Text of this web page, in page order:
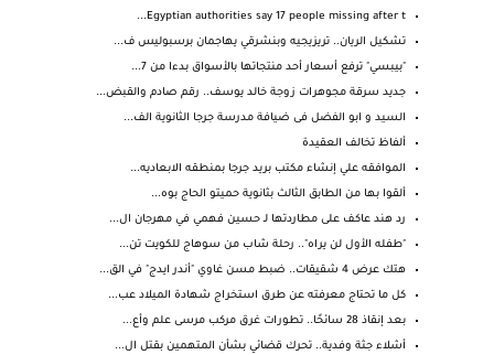
Egyptian authorities say 17 people missing after t...
تشكيل الريان.. تريزيجيه وبنشرقي يهاجمان برسبوليس ف...
"بيبسي" ترفع أسعار أحد منتجاتها بالأسواق بدءا من 7...
جديد سرقة مجوهرات زوجة خالد يوسف.. رقم صادم والقبض...
السيد و ابو الفضل فى ضيافة مدرسة جرجا الثانوية الف...
ألفاظ تخالف العقيدة
الموافقه علي إنشاء مكتب بريد جرجا بمنطقه الابعاديه...
ألقوا بها من الطابق الثالث بثانوية حميتو الحاج بوه...
رد هند عاكف على مطاردتها لـ حسين فهمي في مهرجان ال...
"طفله الأول لن يراه".. رحلة شاب من سوهاج للكويت تن...
هتك عرض 4 شقيقات.. ضبط مسن غاوي "أندر ايدج" في الق...
كل ما تحتاج معرفته عن طرق استخراج شهادة الميلاد عب...
بعد إنقاذ 28 سائحًا.. تطورات غرق مركب مرسى علم وأع...
أشلاء جثة وفدية.. تحرك قضائي بشأن المتهمين بقتل ال...